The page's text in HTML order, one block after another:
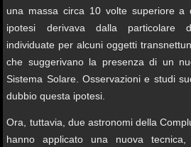
una massa circa 10 volte superiore a
ipotesi derivava dalla particolare
individuate per alcuni oggetti
che suggerivano la presenza di un
Sistema Solare. Osservazioni e studi
dubbio questa ipotesi.
Ora, tuttavia, due astronomi della
hanno applicato una nuova